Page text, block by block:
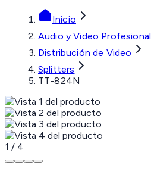
Inicio
Audio y Video Profesional
Distribución de Video
Splitters
TT-824N
1 / 4